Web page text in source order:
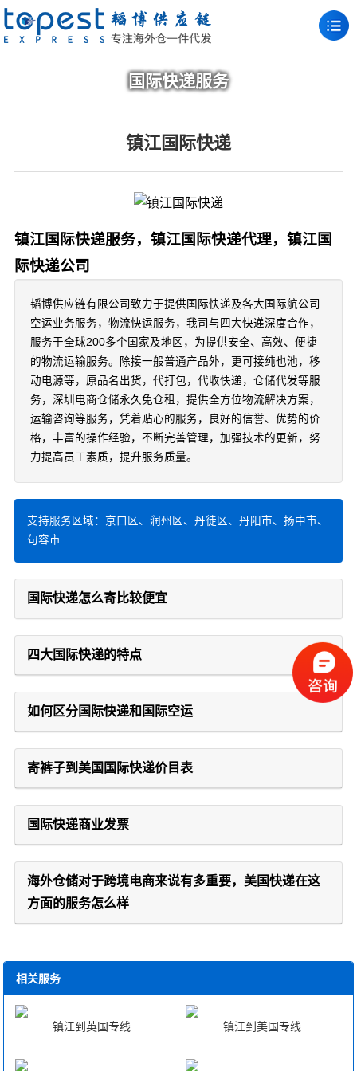
国际快递服务
镇江国际快递
镇江国际快递服务，镇江国际快递代理，镇江国
际快递公司
韬博供应链有限公司致力于提供国际快递及各大国际航公司
空运业务服务，物流快运服务，我司与四大快递深度合作，
服务于全球200多个国家及地区，为提供安全、高效、便捷
的物流运输服务。除接一般普通产品外，更可接纯也池，移
动电源等，原品名出货，代打包，代收快递，仓储代发等服
务，深圳电商仓储永久免仓租，提供全方位物流解决方案，
运输咨询等服务，凭着贴心的服务，良好的信誉、优势的价
格，丰富的操作经验，不断完善管理，加强技术的更新，努
力提高员工素质，提升服务质量。
支持服务区域：京口区、润州区、丹徒区、丹阳市、扬中市、
句容市
国际快递怎么寄比较便宜
四大国际快递的特点
如何区分国际快递和国际空运
寄裤子到美国国际快递价目表
国际快递商业发票
海外仓储对于跨境电商来说有多重要，美国快递在这
方面的服务怎么样
相关服务
镇江到英国专线 镇江到美国专线